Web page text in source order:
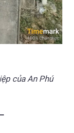
của An Phú